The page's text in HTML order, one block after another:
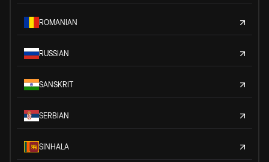
ROMANIAN
RUSSIAN
SANSKRIT
SERBIAN
SINHALA